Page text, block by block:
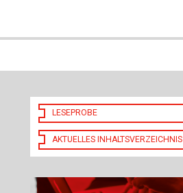
LESEPROBE
AKTUELLES INHALTSVERZEICHNIS